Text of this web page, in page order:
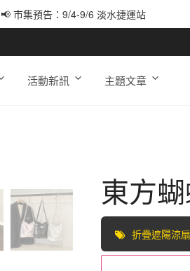
📢 市集預告：9/4-9/6 淡水捷運站
活動新訊 主題文章
東方
折疊遮陽涼扇